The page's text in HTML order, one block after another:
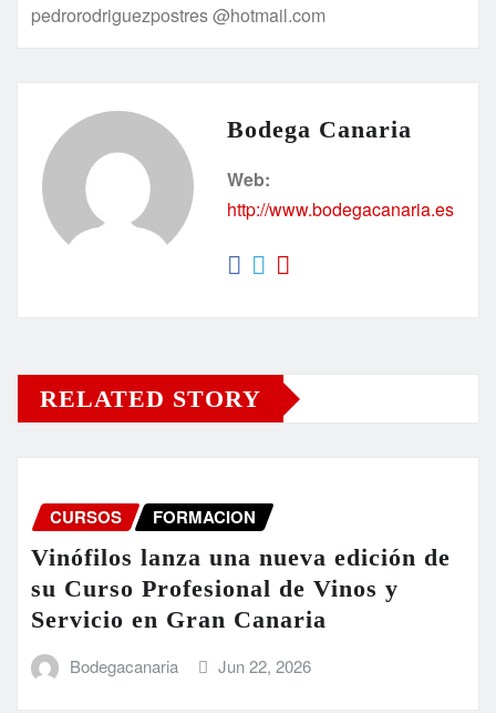
pedrorodriguezpostres @hotmail.com
Bodega Canaria
Web:
http://www.bodegacanaria.es
RELATED STORY
CURSOS FORMACION
Vinófilos lanza una nueva edición de
su Curso Profesional de Vinos y
Servicio en Gran Canaria
Bodegacanaria Jun 22, 2026